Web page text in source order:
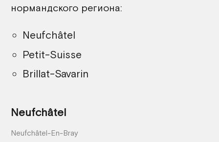
нормандского региона:
Neufchâtel
Petit-Suisse
Brillat-Savarin
Neufchâtel
Neufchâtel-En-Bray